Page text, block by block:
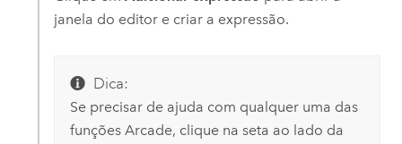
janela do editor e criar a expressão.
Dica:
Se precisar de ajuda com qualquer uma das
funções Arcade, clique na seta ao lado da